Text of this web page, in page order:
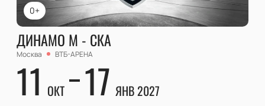
0+
ДИНАМО М - СКА
Москва ВТБ-АРЕНА
11 ОКТ 17 ЯНВ 2027